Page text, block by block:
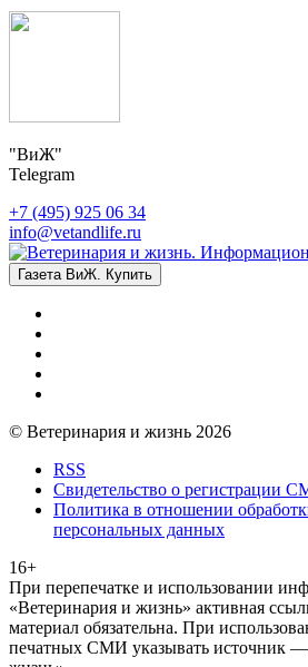
"ВиЖ"
Telegram
+7 (495) 925 06 34
info@vetandlife.ru
Газета ВиЖ. Купить
© Ветеринария и жизнь 2026
RSS
Свидетельство о регистрации
Политика в отношении
персональных данных
16+
При перепечатке и использовании
«Ветеринария и жизнь» активная
материал обязательна. При
печатных СМИ указывать источник —